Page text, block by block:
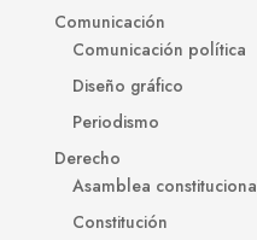
Comunicación
Comunicación política
Diseño gráfico
Periodismo
Derecho
Asamblea
Constitución